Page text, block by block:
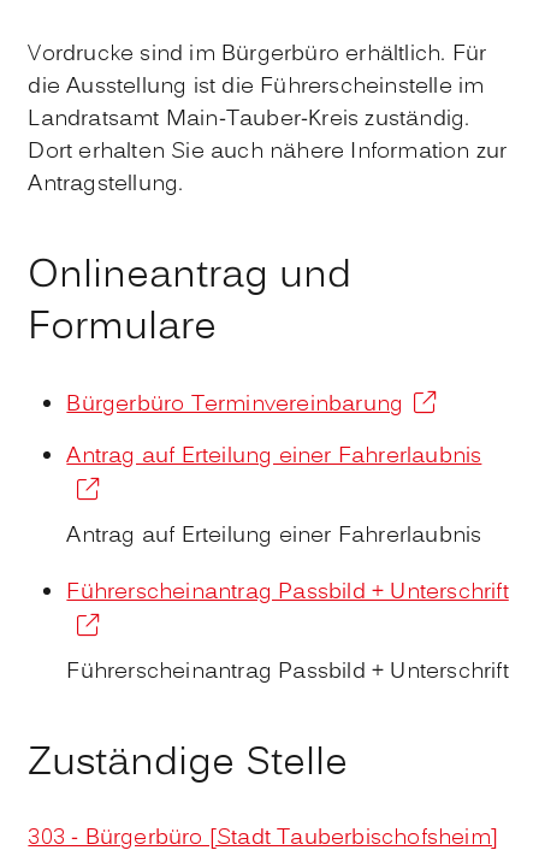
Vordrucke sind im Bürgerbüro erhältlich. Für
die Ausstellung ist die Führerscheinstelle im
Landratsamt Main-Tauber-Kreis zuständig.
Dort erhalten Sie auch nähere Information zur
Antragstellung.
Onlineantrag und
Formulare
Bürgerbüro Terminvereinbarung
Antrag auf Erteilung einer Fahrerlaubnis
Antrag auf Erteilung einer Fahrerlaubnis
Führerscheinantrag Passbild + Unterschrift
Führerscheinantrag Passbild + Unterschrift
Zuständige Stelle
303 - Bürgerbüro [Stadt Tauberbischofsheim]